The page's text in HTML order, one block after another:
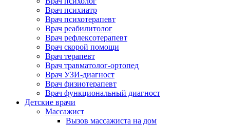
Врач психиатр
Врач психотерапевт
Врач реабилитолог
Врач рефлексотерапевт
Врач скорой помощи
Врач терапевт
Врач травматолог-ортопед
Врач УЗИ-диагност
Врач физиотерапевт
Врач функциональный диагност
Детские врачи
Массажист
Вызов массажиста на дом